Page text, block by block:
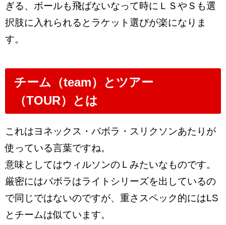
ぎる、ボールも飛ばないなって時にＬＳやＳも選
択肢に入れられるとラケット選びが楽になりま
す。
チーム（team）とツアー
（TOUR）とは
これはヨネックス・バボラ・スリクソンあたりが
使っている言葉ですね。
意味としてはウィルソンのＬみたいなものです。
厳密にはバボラはライトシリーズを出しているの
で同じではないのですが、重さスペック的にはLS
とチームは似ています。